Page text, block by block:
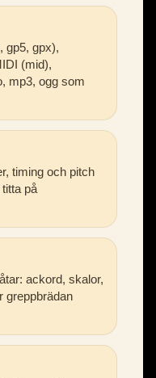
gp5, gpx),
(mid),
mp3, ogg som
timing och pitch
på
ackord, skalor,
greppbrädan